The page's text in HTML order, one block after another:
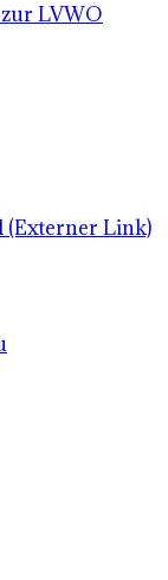
LVWO
(Externer Link)